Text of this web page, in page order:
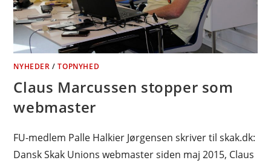
NYHEDER /TOPNYHED
Claus Marcussen stopper som
webmaster
FU-medlem Palle Halkier Jørgensen skriver til skak.dk:
Dansk Skak Unions webmaster siden maj 2015, Claus